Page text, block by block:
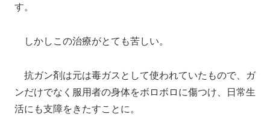
す。
しかしこの治療がとても苦しい。
抗ガン剤は元は毒ガスとして使われていたもので、ガ
ンだけでなく服用者の身体をボロボロに傷つけ、日常生
活にも支障をきたすことに。